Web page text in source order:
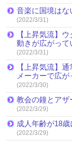
音楽に国境はな
(2022/3/31)
【上昇気流】
動きが広がって
(2022/3/31)
【上昇気流】
メーカーで広が
(2022/3/30)
教会の鐘とア
(2022/3/29)
成人年齢が18
(2022/3/29)